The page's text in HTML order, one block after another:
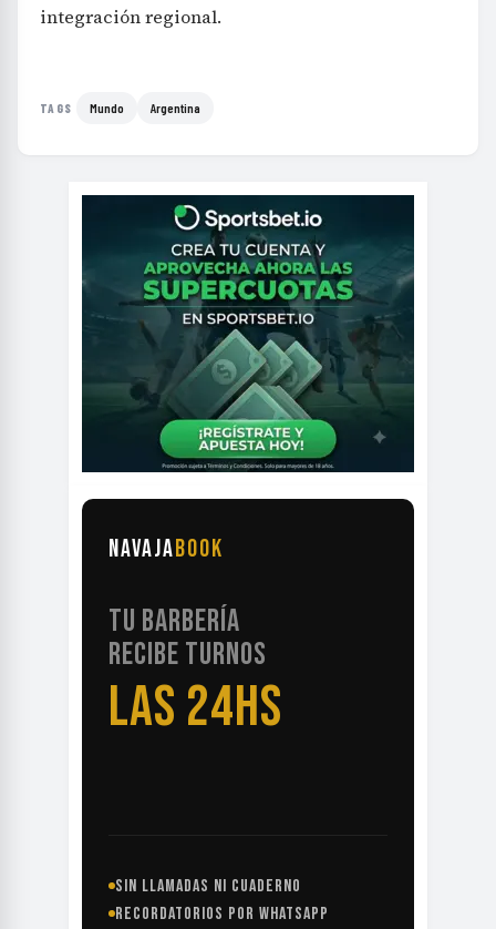
integración regional.
TAGS Mundo Argentina
NAVAJABOOK
TU BARBERÍA
RECIBE TURNOS
LAS 24HS
SIN LLAMADAS NI CUADERNO
RECORDATORIOS POR WHATSAPP